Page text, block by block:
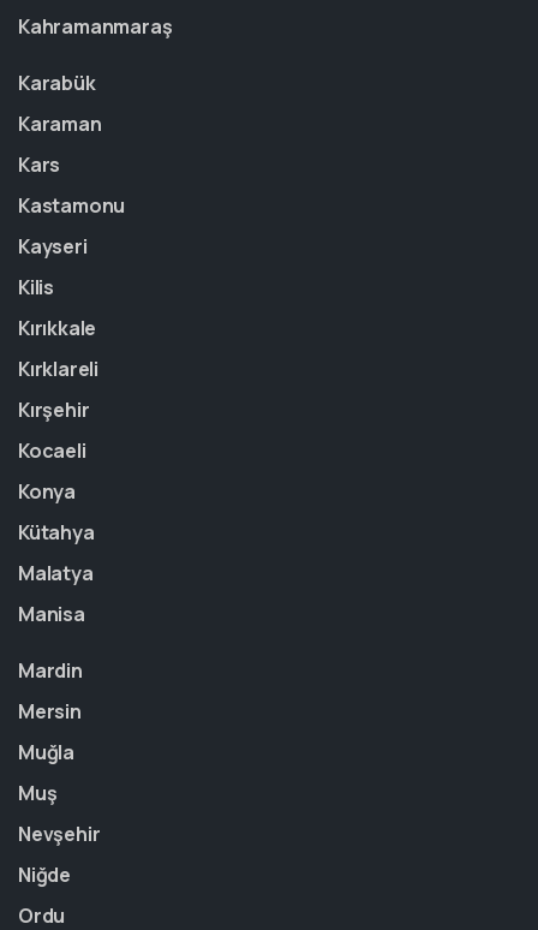
Kahramanmaraş
Karabük
Karaman
Kars
Kastamonu
Kayseri
Kilis
Kırıkkale
Kırklareli
Kırşehir
Kocaeli
Konya
Kütahya
Malatya
Manisa
Mardin
Mersin
Muğla
Muş
Nevşehir
Niğde
Ordu